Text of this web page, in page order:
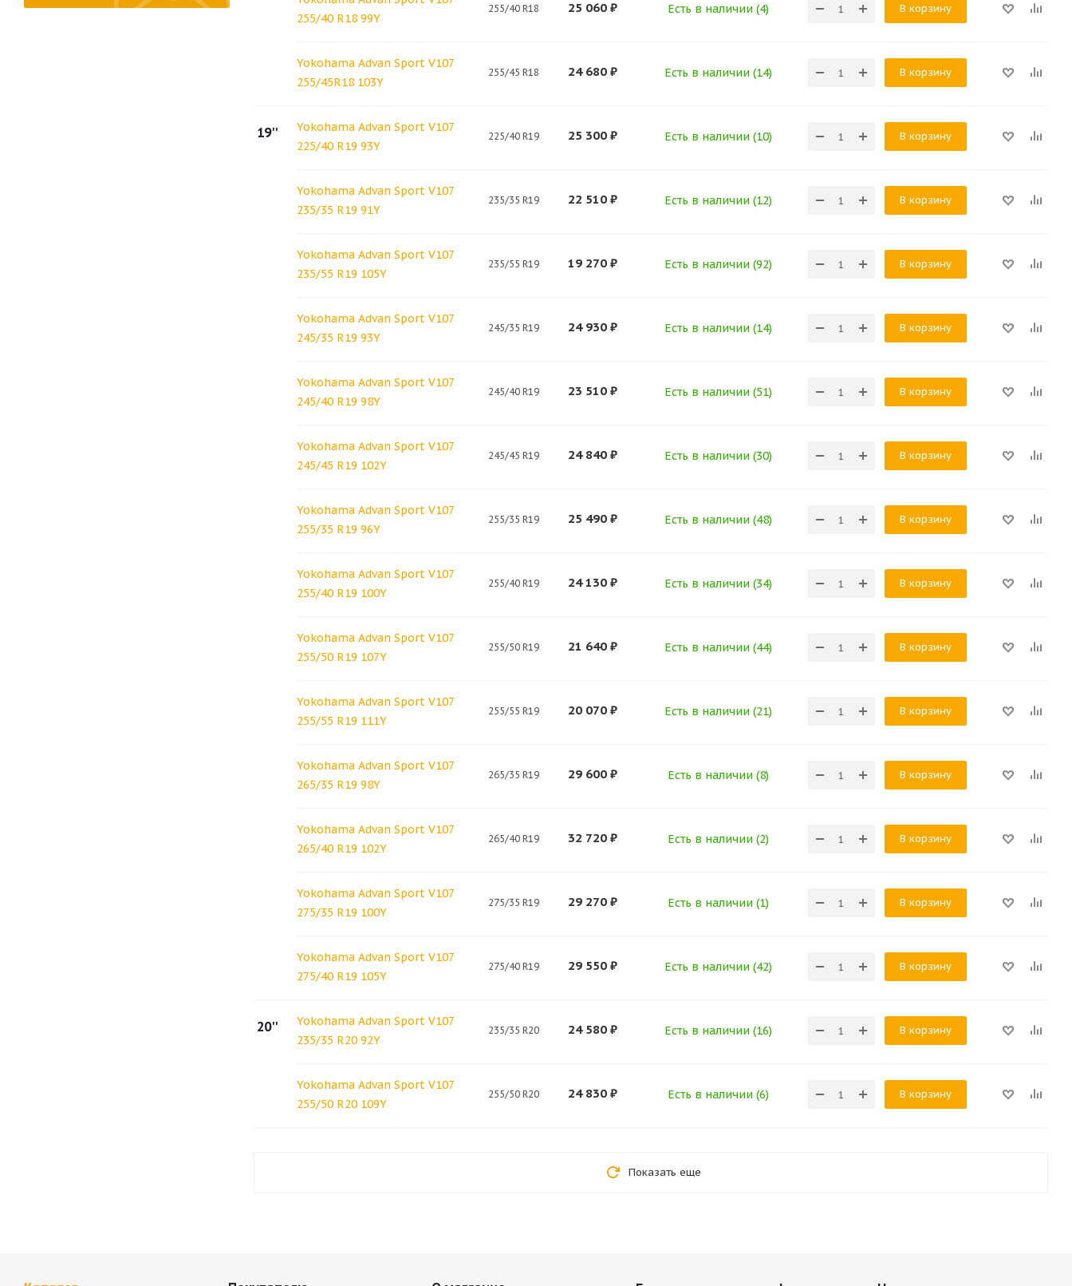
255/40 R18 99Y
255/40 R18 25 060 ₽ Есть в наличии (4) В корзину
Yokohama Advan Sport V107
255/45R18 103Y
255/45 R18 24 680 ₽ Есть в наличии (14) В корзину
19''
Yokohama Advan Sport V107
225/40 R19 93Y
225/40 R19 25 300 ₽ Есть в наличии (10) В корзину
Yokohama Advan Sport V107
235/35 R19 91Y
235/35 R19 22 510 ₽ Есть в наличии (12) В корзину
Yokohama Advan Sport V107
235/55 R19 105Y
235/55 R19 19 270 ₽ Есть в наличии (92) В корзину
Yokohama Advan Sport V107
245/35 R19 93Y
245/35 R19 24 930 ₽ Есть в наличии (14) В корзину
Yokohama Advan Sport V107
245/40 R19 98Y
245/40 R19 23 510 ₽ Есть в наличии (51) В корзину
Yokohama Advan Sport V107
245/45 R19 102Y
245/45 R19 24 840 ₽ Есть в наличии (30) В корзину
Yokohama Advan Sport V107
255/35 R19 96Y
255/35 R19 25 490 ₽ Есть в наличии (48) В корзину
Yokohama Advan Sport V107
255/40 R19 100Y
255/40 R19 24 130 ₽ Есть в наличии (34) В корзину
Yokohama Advan Sport V107
255/50 R19 107Y
255/50 R19 21 640 ₽ Есть в наличии (44) В корзину
Yokohama Advan Sport V107
255/55 R19 111Y
255/55 R19 20 070 ₽ Есть в наличии (21) В корзину
Yokohama Advan Sport V107
265/35 R19 98Y
265/35 R19 29 600 ₽ Есть в наличии (8) В корзину
Yokohama Advan Sport V107
265/40 R19 102Y
265/40 R19 32 720 ₽ Есть в наличии (2) В корзину
Yokohama Advan Sport V107
275/35 R19 100Y
275/35 R19 29 270 ₽ Есть в наличии (1) В корзину
Yokohama Advan Sport V107
275/40 R19 105Y
275/40 R19 29 550 ₽ Есть в наличии (42) В корзину
20''
Yokohama Advan Sport V107
235/35 R20 92Y
235/35 R20 24 580 ₽ Есть в наличии (16) В корзину
Yokohama Advan Sport V107
255/50 R20 109Y
255/50 R20 24 830 ₽ Есть в наличии (6) В корзину
Показать еще